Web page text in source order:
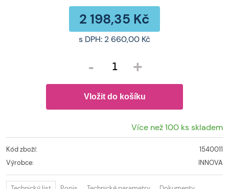
2 198,35 Kč
s DPH: 2 660,00 Kč
- +
Více než 100 ks skladem
Kód zboží:
1540011
Výrobce:
INNOVA